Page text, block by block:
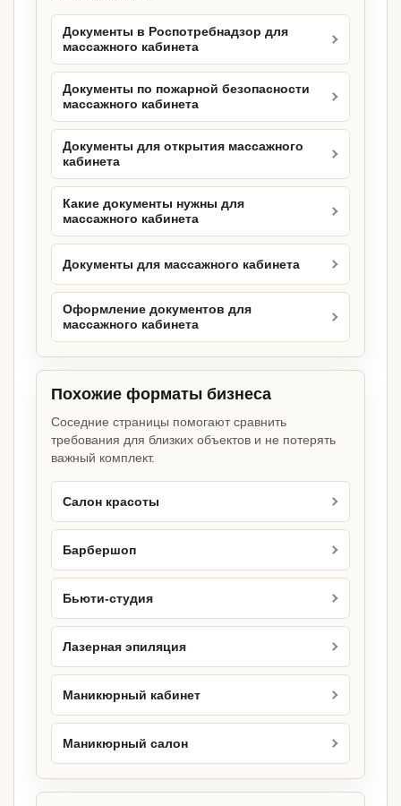
Документы в Роспотребнадзор для
массажного кабинета
Документы по пожарной безопасности
массажного кабинета
Документы для открытия массажного
кабинета
Какие документы нужны для
массажного кабинета
Документы для массажного кабинета
Оформление документов для
массажного кабинета
Похожие форматы бизнеса
Соседние страницы помогают сравнить
требования для близких объектов и не потерять
важный комплект.
Салон красоты
Барбершоп
Бьюти-студия
Лазерная эпиляция
Маникюрный кабинет
Маникюрный салон